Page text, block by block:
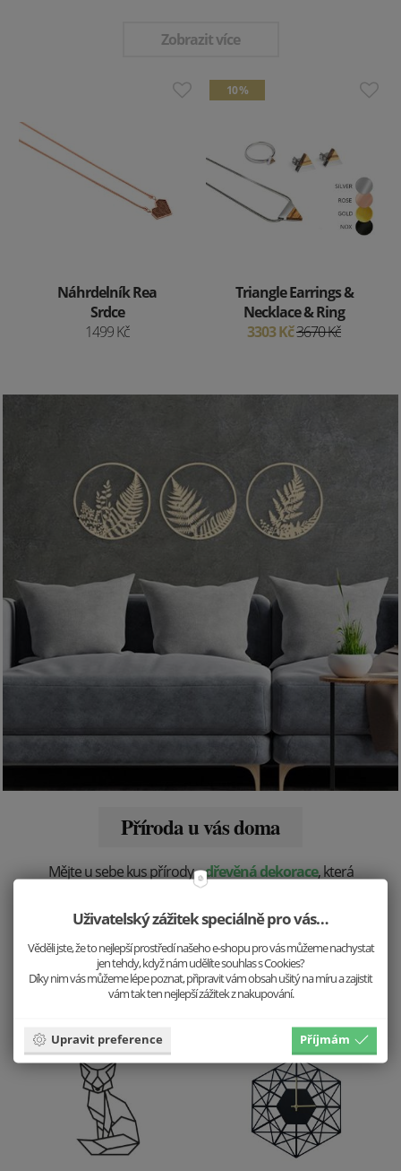
Zobrazit více
Náhrdelník Rea
Srdce
1499 Kč
10 %
Triangle Earrings &
Necklace & Ring
3303 Kč3670 Kč
Příroda u vás doma
Mějte u sebe kus přírody –dřevěná dekorace, která
dodá šmrnc každému místu ve vašem domově nebo
kanceláři.
Zobrazit více
Uživatelský zážitek speciálně pro vás…
Věděli jste, že to nejlepší prostředí našeho e-shopu pro vás můžeme nachystat
jen tehdy, když nám udělíte souhlas s Cookies?
Díky nim vás můžeme lépe poznat, připravit vám obsah ušitý na míru a zajistit
vám tak ten nejlepší zážitek z nakupování.
Upravit preference Příjmám